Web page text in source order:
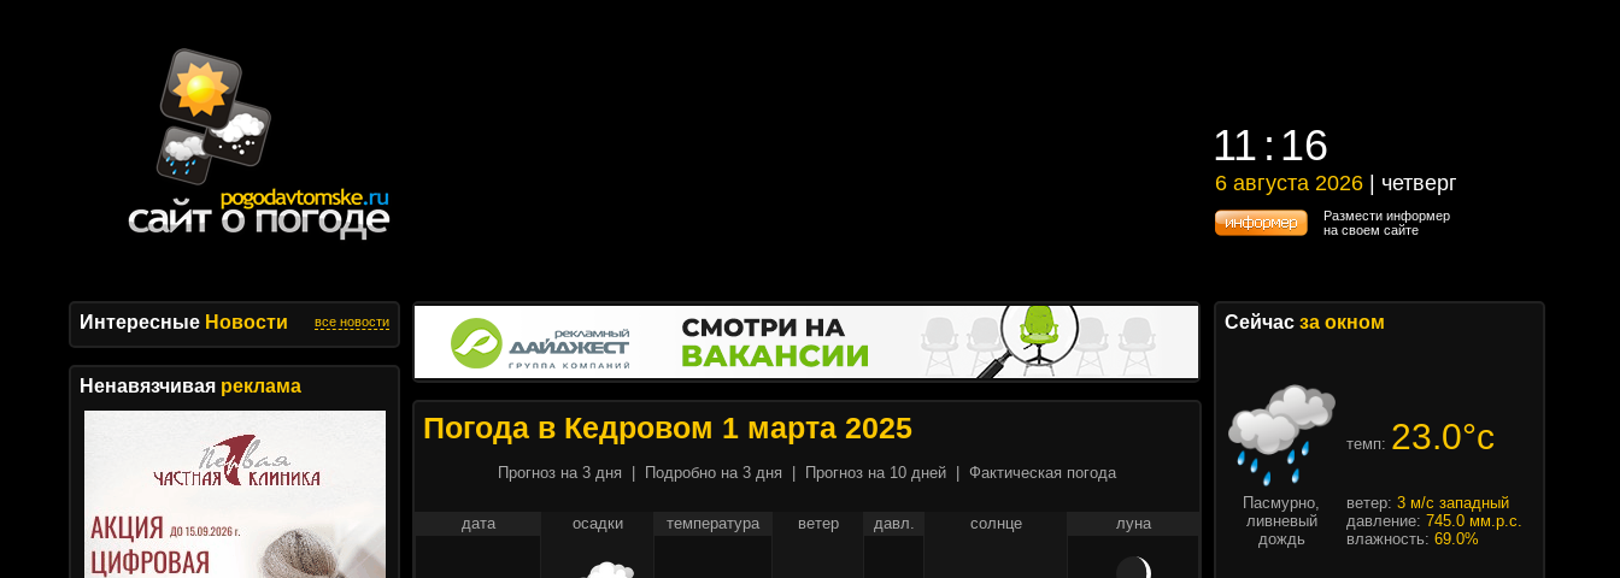
11 16
11 16
6 августа 2026 | четверг
6 августа 2026 | четверг
Размести информер
на своем сайте
Интересные Новости все новости
Ненавязчивая реклама
Погода в Кедровом 1 марта 2025
Прогноз на 3 дня Подробно на 3 дня Прогноз на 10 дней Фактическая погода
дата осадки температура ветер давл. солнце луна
Сейчас за окном
темп: 23.0°c
Пасмурно,
ливневый
дождь
ветер: 3 м/с западный
давление: 745.0 мм.р.с.
влажность: 69.0%